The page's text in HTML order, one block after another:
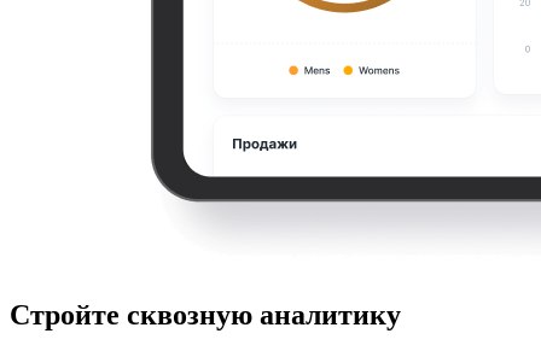
Стройте сквозную аналитику